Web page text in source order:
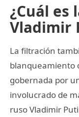
¿Cuál es
Vladimir
La filtración
blanqueamiento
gobernada por
involucrado de
ruso Vladimir